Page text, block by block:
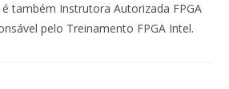
também Instrutora Autorizada FPGA
pelo Treinamento FPGA Intel.